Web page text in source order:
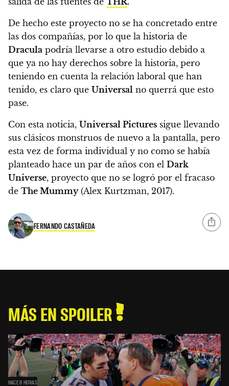
De hecho este proyecto no se ha concretado entre
las dos compañías, por lo que la historia de
Dracula podría llevarse a otro estudio debido a
que ya no hay derechos sobre la historia, pero
teniendo en cuenta la relación laboral que han
tenido, es claro que Universal no querrá que esto
pase.
Con esta noticia, Universal Pictures sigue llevando
sus clásicos monstruos de nuevo a la pantalla, pero
esta vez de forma individual y no como se había
planteado hace un par de años con el Dark
Universe, proyecto que no se logró por el fracaso
de The Mummy(Alex Kurtzman, 2017).
FERNANDO CASTAÑEDA
MÁS EN SPOILER
HACE 8 HORAS